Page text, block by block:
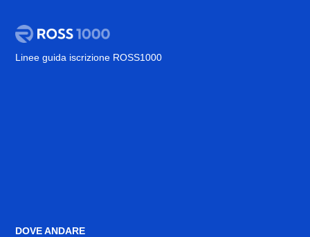
Linee guida iscrizione ROSS1000
DOVE ANDARE